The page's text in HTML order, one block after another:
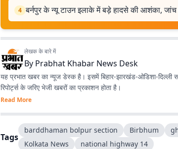
4 बर्नपुर के न्यू टाउन इलाके में बड़े हादसे की आशंका, जांच
लेखक के बारे में
By Prabhat Khabar News Desk
यह प्रभात खबर का न्यूज डेस्क है। इसमें बिहार-झारखंड-ओडिशा-दिल्‍ली
रिपोर्ट्स के जरिए भेजी खबरों का प्रकाशन होता है।
Read More
Tags
barddhaman bolpur section Birbhum
Kolkata News
national highway 14